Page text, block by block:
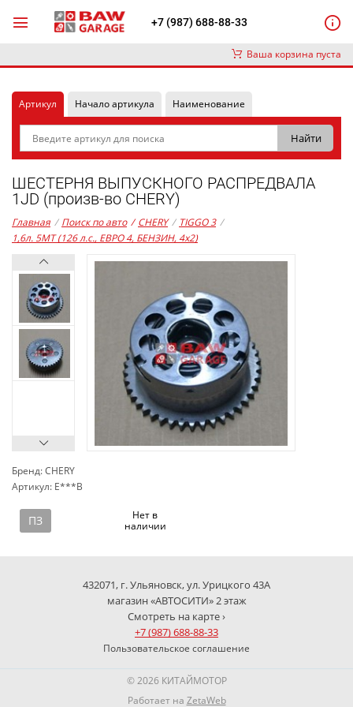
+7 (987) 688-88-33
Ваша корзина пуста
Артикул Начало артикула Наименование
ШЕСТЕРНЯ ВЫПУСКНОГО РАСПРЕДВАЛА
1JD (произв-во CHERY)
Главная / Поиск по авто / CHERY / TIGGO 3 /
1,6л. 5MT (126 л.с., ЕВРО 4, БЕНЗИН, 4x2)
Бренд: CHERY
Артикул: E***B
ПЗ
Нет в
наличии
432071, г. Ульяновск, ул. Урицкого 43А
магазин «АВТОСИТИ» 2 этаж
Смотреть на карте ›
+7 (987) 688-88-33
Пользовательское соглашение
© 2026 КИТАЙМОТОР
Работает на ZetaWeb